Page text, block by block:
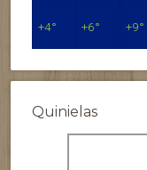
+4° +6° +9°
Quinielas